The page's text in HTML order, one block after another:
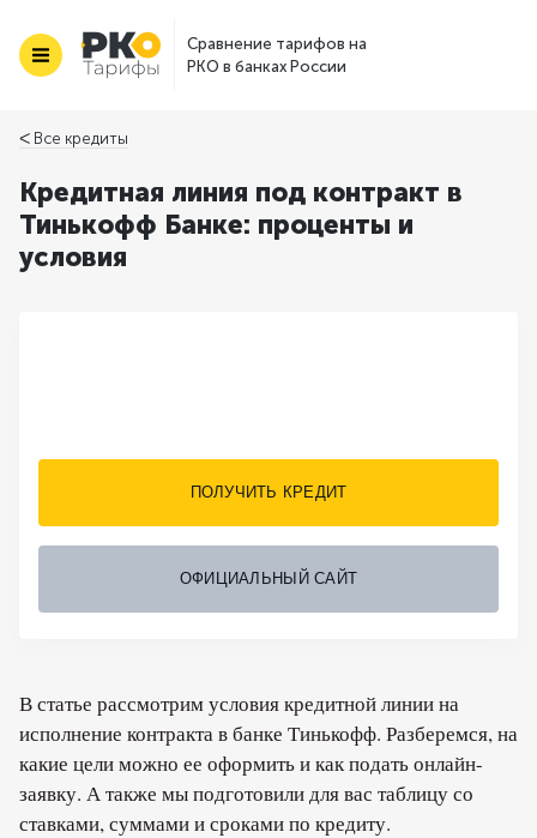
Сравнение тарифов на
РКО в банках России
ᐸ Все кредиты
Кредитная линия под контракт в
Тинькофф Банке: проценты и
условия
ПОЛУЧИТЬ КРЕДИТ
ОФИЦИАЛЬНЫЙ САЙТ
В статье рассмотрим условия кредитной линии на
исполнение контракта в банке Тинькофф. Разберемся, на
какие цели можно ее оформить и как подать онлайн-
заявку. А также мы подготовили для вас таблицу со
ставками, суммами и сроками по кредиту.